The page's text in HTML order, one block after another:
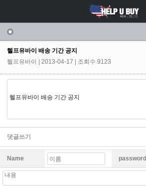
헬프유바이 배송 기간 공지
헬프유바이
| 2013-04-17 | 조회수 9123
헬프유바이 배송 기간 공지
댓글쓰기
Name password